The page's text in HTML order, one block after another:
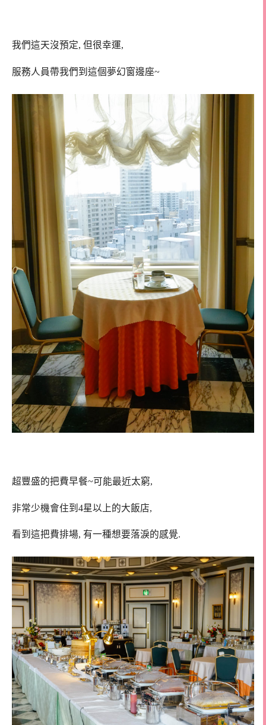
我們這天沒預定, 但很幸運,
服務人員帶我們到這個夢幻窗邊座~
超豐盛的把費早餐~可能最近太窮,
非常少機會住到4星以上的大飯店,
看到這把費排場, 有一種想要落淚的感覺.